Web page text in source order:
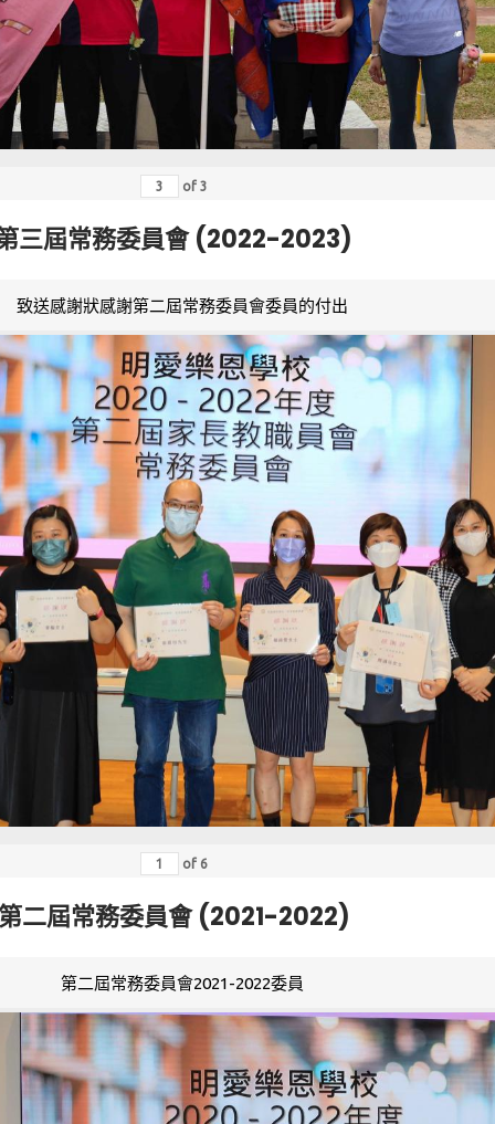
of 3
三屆常務委員會 (2022-2023)
致送感謝狀感謝第二屆常務委員會委員的付出
of 6
二屆常務委員會 (2021-2022)
第二屆常務委員會2021-2022委員